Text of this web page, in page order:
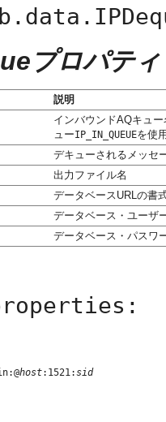
プロパティ
説明
インバウンドAQキュ
ューIP_IN_QUEUEを使
デキューされるメッセ
出力ファイル名
データベースURLの書
データベース・ユーザ
データベース・パスワ
host:1521:sid